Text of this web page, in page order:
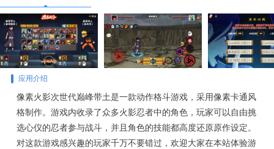
应用介绍
像素火影次世代巅峰带土是一款动作格斗游戏，采用像素卡通风
格制作。游戏内收录了众多火影忍者中的角色，玩家可以自由挑
选心仪的忍者参与战斗，并且角色的技能都高度还原原作设定。
对这款游戏感兴趣的玩家千万不要错过，欢迎大家在本站体验游